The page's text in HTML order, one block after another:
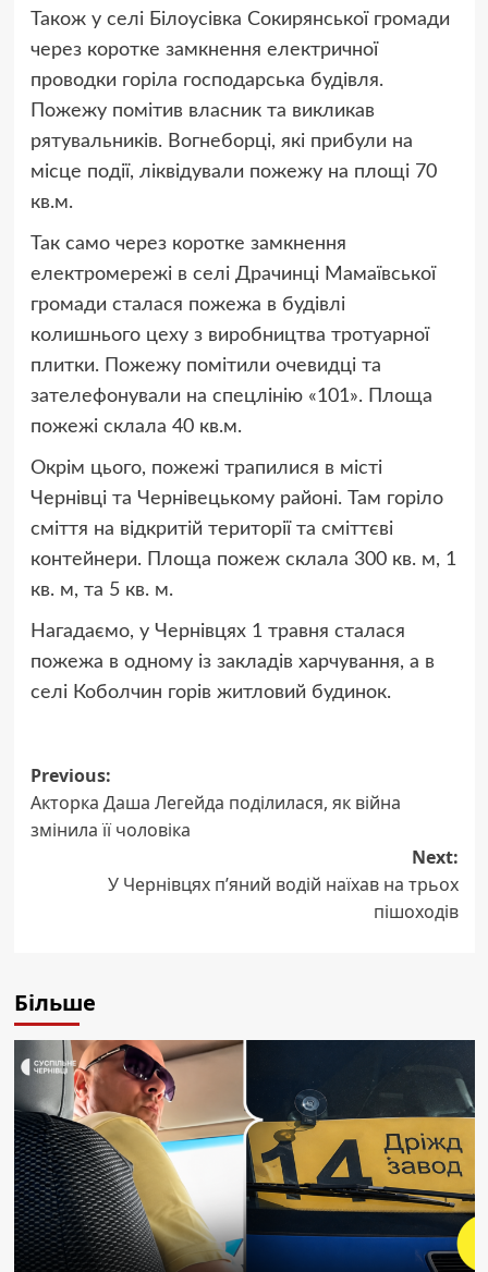
Також у селі Білоусівка Сокирянської громади
через коротке замкнення електричної
проводки горіла господарська будівля.
Пожежу помітив власник та викликав
рятувальників. Вогнеборці, які прибули на
місце події, ліквідували пожежу на площі 70
кв.м.
Так само через коротке замкнення
електромережі в селі Драчинці Мамаївської
громади сталася пожежа в будівлі
колишнього цеху з виробництва тротуарної
плитки. Пожежу помітили очевидці та
зателефонували на спецлінію «101». Площа
пожежі склала 40 кв.м.
Окрім цього, пожежі трапилися в місті
Чернівці та Чернівецькому районі. Там горіло
сміття на відкритій території та сміттєві
контейнери. Площа пожеж склала 300 кв. м, 1
кв. м, та 5 кв. м.
Нагадаємо, у Чернівцях 1 травня сталася
пожежа в одному із закладів харчування, а в
селі Коболчин горів житловий будинок.
Post
navigation
Previous:
Акторка Даша Легейда поділилася, як війна
змінила її чоловіка
Next:
У Чернівцях п’яний водій наїхав на трьох
пішоходів
Більше